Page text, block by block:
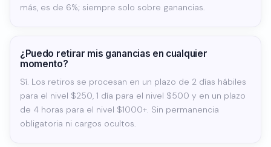
más, es de 6%; siempre solo sobre ganancias.
¿Puedo retirar mis ganancias en cualquier
momento?
Sí. Los retiros se procesan en un plazo de 2 días hábiles
para el nivel $250, 1 día para el nivel $500 y en un plazo
de 4 horas para el nivel $1000+. Sin permanencia
obligatoria ni cargos ocultos.